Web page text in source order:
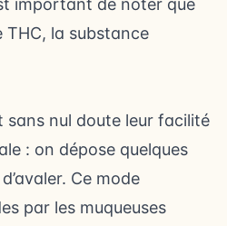
important de noter que
THC, la substance
sans nul doute leur facilité
: on dépose quelques
Ce mode
par les muqueuses